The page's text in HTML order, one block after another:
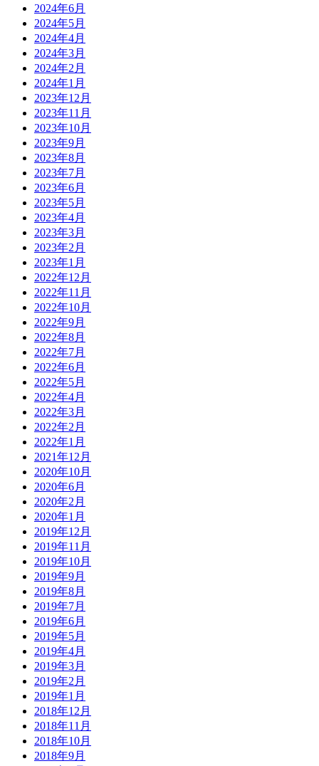
2024年6月
2024年5月
2024年4月
2024年3月
2024年2月
2024年1月
2023年12月
2023年11月
2023年10月
2023年9月
2023年8月
2023年7月
2023年6月
2023年5月
2023年4月
2023年3月
2023年2月
2023年1月
2022年12月
2022年11月
2022年10月
2022年9月
2022年8月
2022年7月
2022年6月
2022年5月
2022年4月
2022年3月
2022年2月
2022年1月
2021年12月
2020年10月
2020年6月
2020年2月
2020年1月
2019年12月
2019年11月
2019年10月
2019年9月
2019年8月
2019年7月
2019年6月
2019年5月
2019年4月
2019年3月
2019年2月
2019年1月
2018年12月
2018年11月
2018年10月
2018年9月